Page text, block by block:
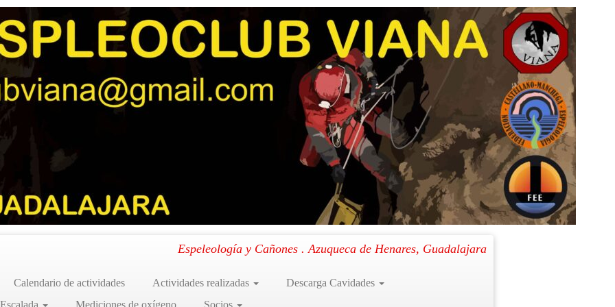
Espeleología y Cañones . Azuqueca de Henares, Guadalajara
Calendario de actividades Actividades realizadas
Descarga Cavidades
Mediciones de oxígeno Socios
Gándara
Siguiente →